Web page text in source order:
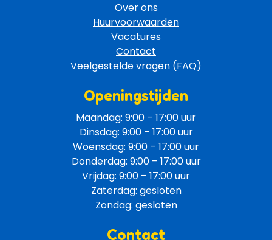
Over ons
Huurvoorwaarden
Vacatures
Contact
Veelgestelde vragen (FAQ)
Openingstijden
Maandag: 9:00 – 17:00 uur
Dinsdag: 9:00 – 17:00 uur
Woensdag: 9:00 – 17:00 uur
Donderdag: 9:00 – 17:00 uur
Vrijdag: 9:00 – 17:00 uur
Zaterdag: gesloten
Zondag: gesloten
Contact